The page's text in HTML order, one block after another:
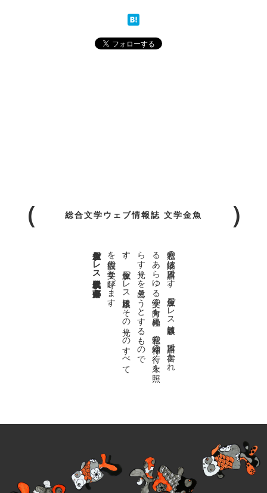
総合文学ウェブ情報誌 文学金魚
私達の
故郷は
日本語で
す
。
金魚屋プ
レ
ス
日本版は
、
日本語で
書か
れ
る
あ
ら
ゆ
る
文学の
方向を
見極め
、
私達の
精神の
行く
末を
照
ら
す
光り
を
見出そ
う
と
す
る
も
の
で
す
。
金魚屋プ
レ
ス
日本版は
そ
の
光り
の
す
べ
て
を
広義の
文学と
呼び
ま
す
。
金魚屋プレス日本版代表 齋藤都